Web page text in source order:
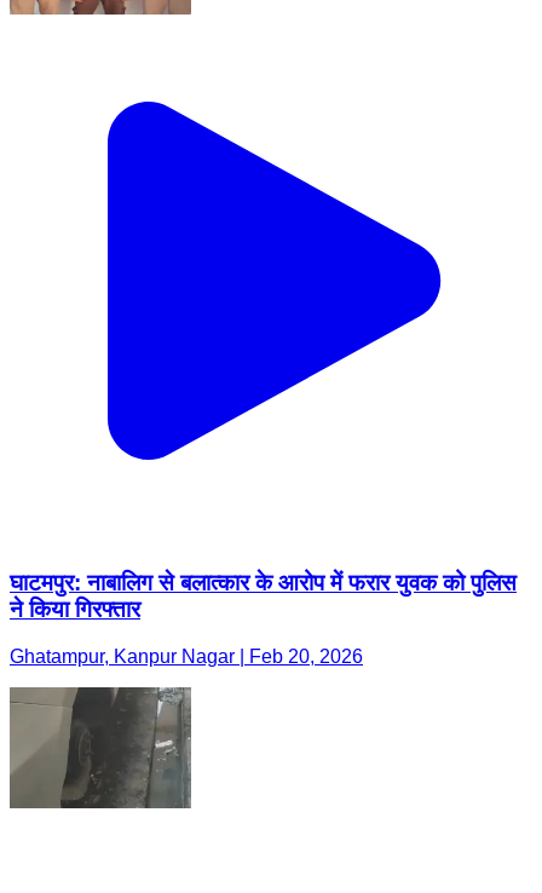
घाटमपुर: नाबालिग से बलात्कार के आरोप में फरार युवक को पुलिस
ने किया गिरफ्तार
Ghatampur, Kanpur Nagar | Feb 20, 2026